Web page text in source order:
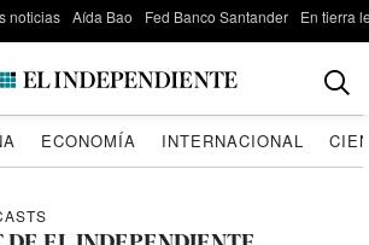
noticias Aída Bao Fed Banco Santander En tierra
ECONOMÍA INTERNACIONAL